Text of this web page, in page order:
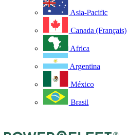
Asia-Pacific
Canada (Français)
Africa
Argentina
México
Brasil